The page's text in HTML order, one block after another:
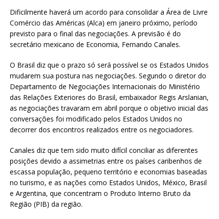
Dificilmente haverá um acordo para consolidar a Área de Livre
Comércio das Américas (Alca) em janeiro próximo, período
previsto para o final das negociações. A previsão é do
secretário mexicano de Economia, Fernando Canales.
O Brasil diz que o prazo só será possível se os Estados Unidos
mudarem sua postura nas negociações. Segundo o diretor do
Departamento de Negociações Internacionais do Ministério
das Relações Exteriores do Brasil, embaixador Regis Arslanian,
as negociações travaram em abril porque o objetivo inicial das
conversações foi modificado pelos Estados Unidos no
decorrer dos encontros realizados entre os negociadores.
Canales diz que tem sido muito difícil conciliar as diferentes
posições devido a assimetrias entre os países caribenhos de
escassa população, pequeno território e economias baseadas
no turismo, e as nações como Estados Unidos, México, Brasil
e Argentina, que concentram o Produto Interno Bruto da
Região (PIB) da região.